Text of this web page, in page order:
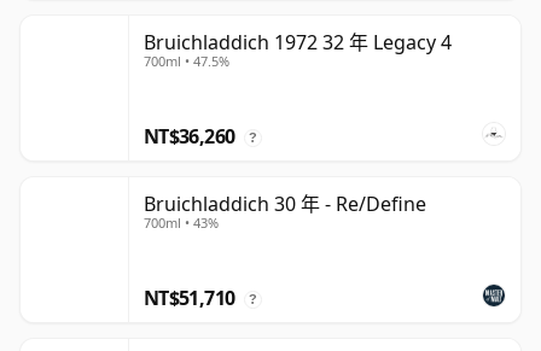
Bruichladdich 1972 32 年 Legacy 4
700ml • 47.5%
NT$36,260 ?
Bruichladdich 30 年 - Re/Define
700ml • 43%
NT$51,710 ?